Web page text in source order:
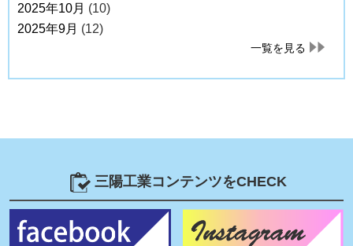
2025年10月 (10)
2025年9月 (12)
一覧を見る
三陽工業コンテンツをCHECK